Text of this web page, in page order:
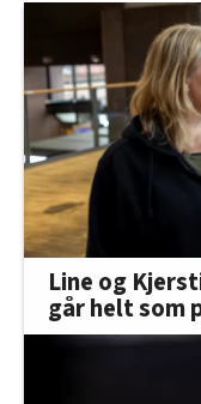
Line og
går helt som